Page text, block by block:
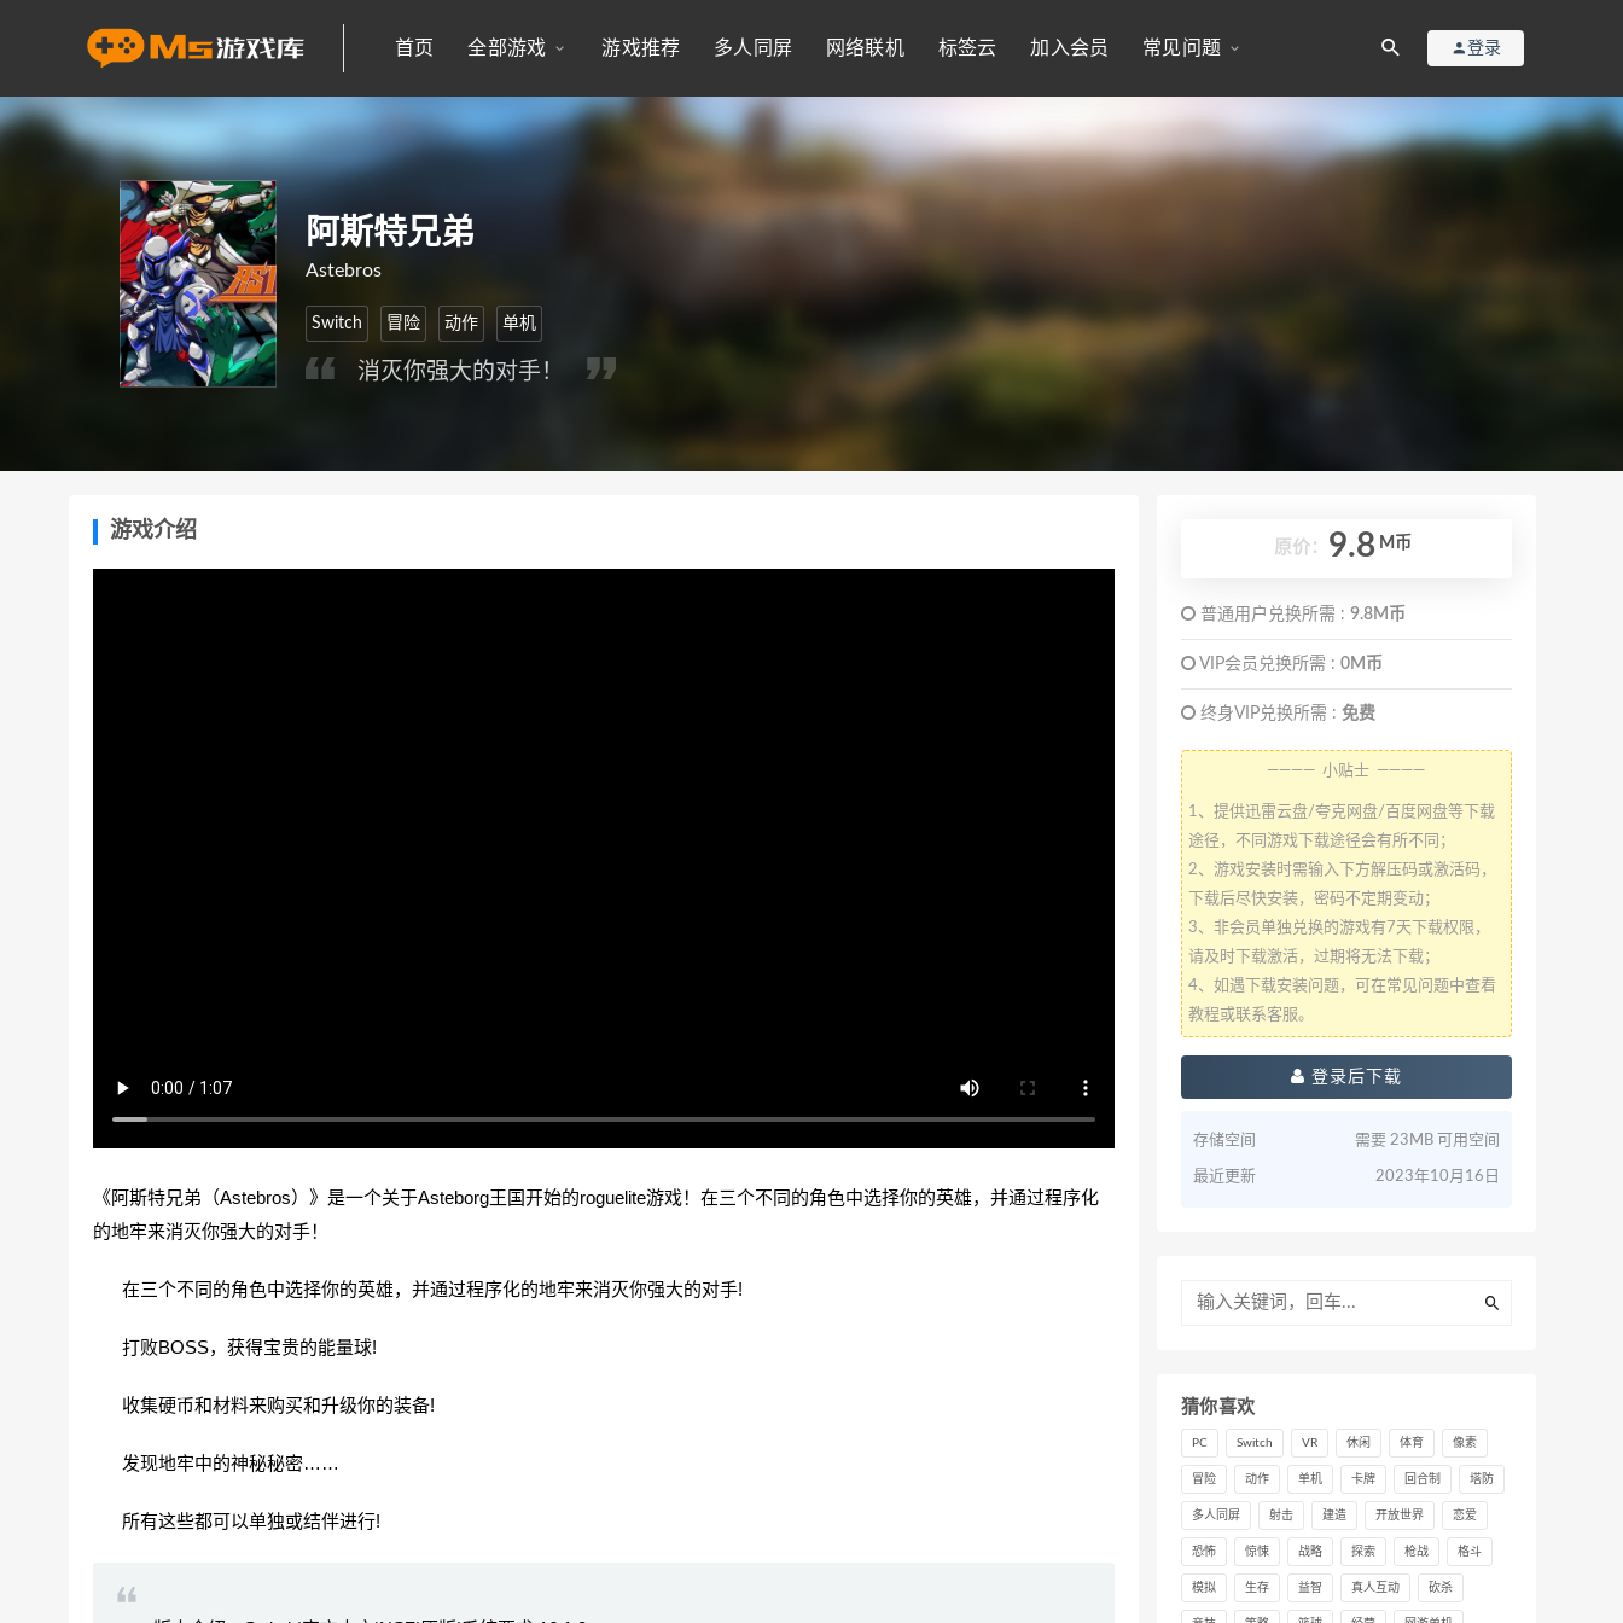
首页 全部游戏 游戏推荐 多人同屏 网络联机 标签云 加入会员 常见问题 登录
阿斯特兄弟
Astebros
Switch 冒险 动作 单机
消灭你强大的对手！
游戏介绍
《阿斯特兄弟（Astebros）》是一个关于Asteborg王国开始的roguelite游戏！在三个不同的角色中选择你的英雄，并通过程序化
的地牢来消灭你强大的对手！
在三个不同的角色中选择你的英雄，并通过程序化的地牢来消灭你强大的对手!
打败BOSS，获得宝贵的能量球!
收集硬币和材料来购买和升级你的装备!
发现地牢中的神秘秘密……
所有这些都可以单独或结伴进行!
原价： 9.8 M币
普通用户兑换所需 : 9.8M币
VIP会员兑换所需 : 0M币
终身VIP兑换所需 : 免费
———— 小贴士 ————
1、提供迅雷云盘/夸克网盘/百度网盘等下载
途径，不同游戏下载途径会有所不同；
2、游戏安装时需输入下方解压码或激活码，
下载后尽快安装，密码不定期变动；
3、非会员单独兑换的游戏有7天下载权限，
请及时下载激活，过期将无法下载；
4、如遇下载安装问题，可在常见问题中查看
教程或联系客服。
登录后下载
存储空间 需要 23MB 可用空间
最近更新 2023年10月16日
猜你喜欢
PC Switch VR 休闲 体育 像素
冒险 动作 单机 卡牌 回合制 塔防
多人同屏 射击 建造 开放世界 恋爱
恐怖 惊悚 战略 探索 枪战 格斗
模拟 生存 益智 真人互动 砍杀